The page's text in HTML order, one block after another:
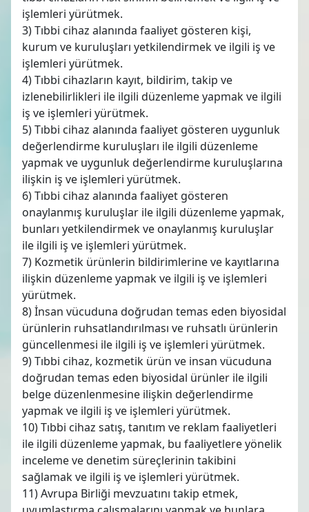
işlemleri yürütmek.
3) Tıbbi cihaz alanında faaliyet gösteren kişi,
kurum ve kuruluşları yetkilendirmek ve ilgili iş ve
işlemleri yürütmek.
4) Tıbbi cihazların kayıt, bildirim, takip ve
izlenebilirlikleri ile ilgili düzenleme yapmak ve ilgili
iş ve işlemleri yürütmek.
5) Tıbbi cihaz alanında faaliyet gösteren uygunluk
değerlendirme kuruluşları ile ilgili düzenleme
yapmak ve uygunluk değerlendirme kuruluşlarına
ilişkin iş ve işlemleri yürütmek.
6) Tıbbi cihaz alanında faaliyet gösteren
onaylanmış kuruluşlar ile ilgili düzenleme yapmak,
bunları yetkilendirmek ve onaylanmış kuruluşlar
ile ilgili iş ve işlemleri yürütmek.
7) Kozmetik ürünlerin bildirimlerine ve kayıtlarına
ilişkin düzenleme yapmak ve ilgili iş ve işlemleri
yürütmek.
8) İnsan vücuduna doğrudan temas eden biyosidal
ürünlerin ruhsatlandırılması ve ruhsatlı ürünlerin
güncellenmesi ile ilgili iş ve işlemleri yürütmek.
9) Tıbbi cihaz, kozmetik ürün ve insan vücuduna
doğrudan temas eden biyosidal ürünler ile ilgili
belge düzenlenmesine ilişkin değerlendirme
yapmak ve ilgili iş ve işlemleri yürütmek.
10) Tıbbi cihaz satış, tanıtım ve reklam faaliyetleri
ile ilgili düzenleme yapmak, bu faaliyetlere yönelik
inceleme ve denetim süreçlerinin takibini
sağlamak ve ilgili iş ve işlemleri yürütmek.
11) Avrupa Birliği mevzuatını takip etmek,